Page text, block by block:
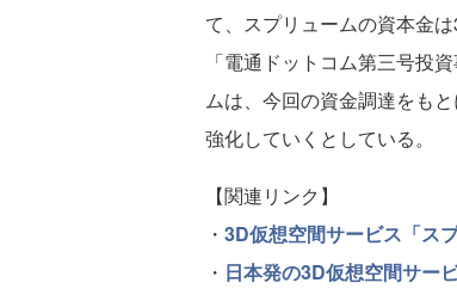
て、スプリュームの資本金
「電通ドットコム第三号投
ムは、今回の資金調達をも
強化していくとしている。
【関連リンク】
・ 3D仮想空間サービス「ス
・ 日本発の3D仮想空間サー